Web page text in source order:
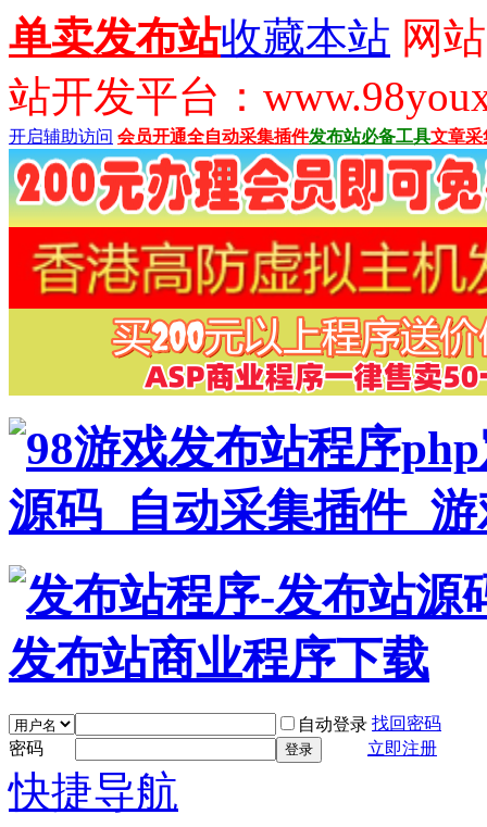
单卖发布站收藏本站 网
站开发平台：
开启辅助访问 会员开通全自动采集插件发布站必备工具文章采
自动登录 找回密码
密码
登录 立即注册
快捷导航